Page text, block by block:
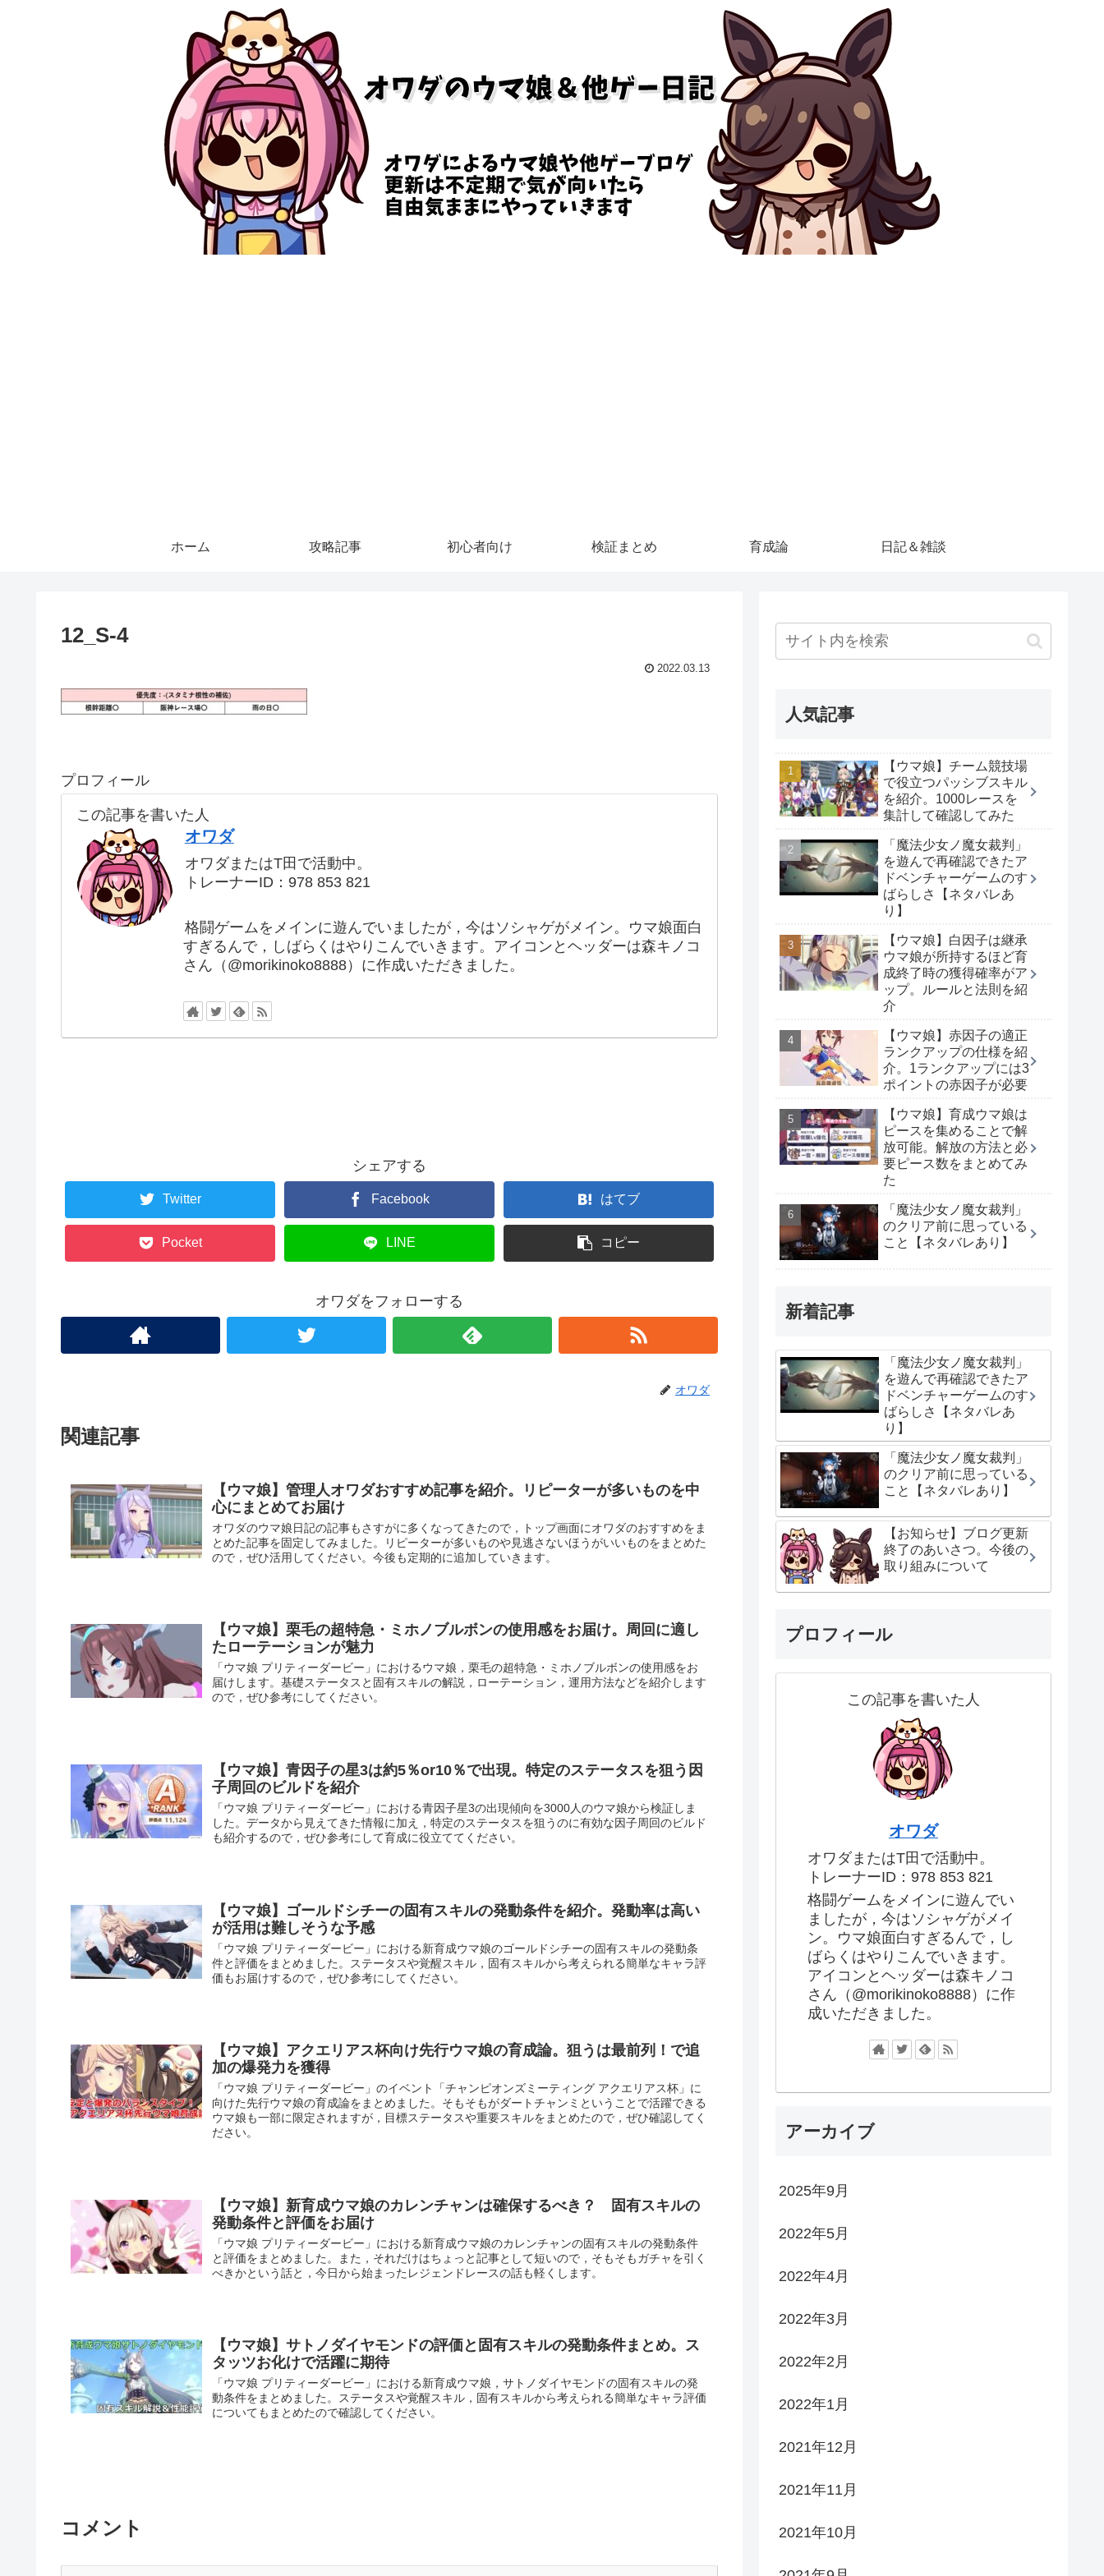
ホーム 攻略記事 初心者向け 検証まとめ 育成論 日記＆雑談
12_S-4
2022.03.13
プロフィール
この記事を書いた人
オワダ
オワダまたはT田で活動中。
トレーナーID：978 853 821
格闘ゲームをメインに遊んでいましたが，今はソシャゲがメイン。ウマ娘面白
すぎるんで，しばらくはやりこんでいきます。アイコンとヘッダーは森キノコ
さん（@morikinoko8888）に作成いただきました。
シェアする
Twitter Facebook はてブ
Pocket LINE コピー
オワダをフォローする
オワダ
関連記事
【ウマ娘】管理人オワダおすすめ記事を紹介。リピーターが多いものを中
心にまとめてお届け
オワダのウマ娘日記の記事もさすがに多くなってきたので，トップ画面にオワダのおすすめをま
とめた記事を固定してみました。リピーターが多いものや見逃さないほうがいいものをまとめた
ので，ぜひ活用してください。今後も定期的に追加していきます。
【ウマ娘】栗毛の超特急・ミホノブルボンの使用感をお届け。周回に適し
たローテーションが魅力
「ウマ娘 プリティーダービー」におけるウマ娘，栗毛の超特急・ミホノブルボンの使用感をお
届けします。基礎ステータスと固有スキルの解説，ローテーション，運用方法などを紹介します
ので，ぜひ参考にしてください。
【ウマ娘】青因子の星3は約5％or10％で出現。特定のステータスを狙う因
子周回のビルドを紹介
「ウマ娘 プリティーダービー」における青因子星3の出現傾向を3000人のウマ娘から検証しま
した。データから見えてきた情報に加え，特定のステータスを狙うのに有効な因子周回のビルド
も紹介するので，ぜひ参考にして育成に役立ててください。
【ウマ娘】ゴールドシチーの固有スキルの発動条件を紹介。発動率は高い
が活用は難しそうな予感
「ウマ娘 プリティーダービー」における新育成ウマ娘のゴールドシチーの固有スキルの発動条
件と評価をまとめました。ステータスや覚醒スキル，固有スキルから考えられる簡単なキャラ評
価もお届けするので，ぜひ参考にしてください。
【ウマ娘】アクエリアス杯向け先行ウマ娘の育成論。狙うは最前列！で追
加の爆発力を獲得
「ウマ娘 プリティーダービー」のイベント「チャンピオンズミーティング アクエリアス杯」に
向けた先行ウマ娘の育成論をまとめました。そもそもがダートチャンミということで活躍できる
ウマ娘も一部に限定されますが，目標ステータスや重要スキルをまとめたので，ぜひ確認してく
ださい。
【ウマ娘】新育成ウマ娘のカレンチャンは確保するべき？ 固有スキルの
発動条件と評価をお届け
「ウマ娘 プリティーダービー」における新育成ウマ娘のカレンチャンの固有スキルの発動条件
と評価をまとめました。また，それだけはちょっと記事として短いので，そもそもガチャを引く
べきかという話と，今日から始まったレジェンドレースの話も軽くします。
【ウマ娘】サトノダイヤモンドの評価と固有スキルの発動条件まとめ。ス
タッツお化けで活躍に期待
「ウマ娘 プリティーダービー」における新育成ウマ娘，サトノダイヤモンドの固有スキルの発
動条件をまとめました。ステータスや覚醒スキル，固有スキルから考えられる簡単なキャラ評価
についてもまとめたので確認してください。
コメント
人気記事
【ウマ娘】チーム競技場
で役立つパッシブスキル
を紹介。1000レースを
集計して確認してみた
「魔法少女ノ魔女裁判」
を遊んで再確認できたア
ドベンチャーゲームのす
ばらしさ【ネタバレあ
り】
【ウマ娘】白因子は継承
ウマ娘が所持するほど育
成終了時の獲得確率がア
ップ。ルールと法則を紹
介
【ウマ娘】赤因子の適正
ランクアップの仕様を紹
介。1ランクアップには3
ポイントの赤因子が必要
【ウマ娘】育成ウマ娘は
ピースを集めることで解
放可能。解放の方法と必
要ピース数をまとめてみ
た
「魔法少女ノ魔女裁判」
のクリア前に思っている
こと【ネタバレあり】
新着記事
「魔法少女ノ魔女裁判」
を遊んで再確認できたア
ドベンチャーゲームのす
ばらしさ【ネタバレあ
り】
「魔法少女ノ魔女裁判」
のクリア前に思っている
こと【ネタバレあり】
【お知らせ】ブログ更新
終了のあいさつ。今後の
取り組みについて
プロフィール
この記事を書いた人
オワダ
オワダまたはT田で活動中。
トレーナーID：978 853 821
格闘ゲームをメインに遊んでい
ましたが，今はソシャゲがメイ
ン。ウマ娘面白すぎるんで，し
ばらくはやりこんでいきます。
アイコンとヘッダーは森キノコ
さん（@morikinoko8888）に作
成いただきました。
アーカイブ
2025年9月
2022年5月
2022年4月
2022年3月
2022年2月
2022年1月
2021年12月
2021年11月
2021年10月